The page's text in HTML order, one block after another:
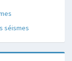
séismes